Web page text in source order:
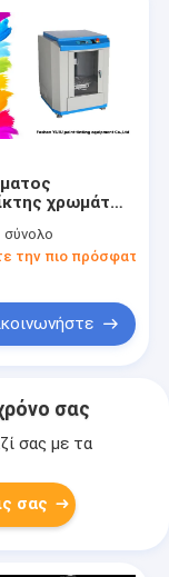
χρωμάτων
για
ανάμειξης
σύνολο
την πιο πρόσφατη
σας
σας με τα
σας